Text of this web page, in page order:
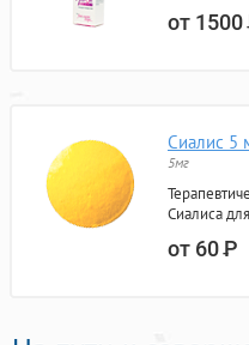
от 1500
Сиалис 5
5мг
Сиалиса
от 60Р